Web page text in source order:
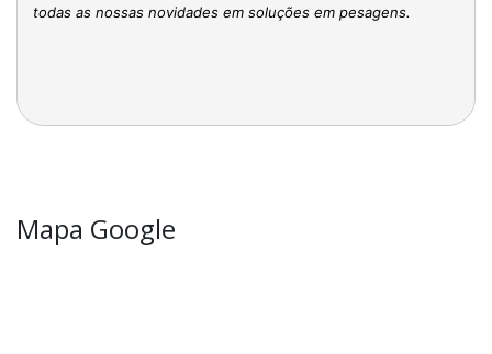
todas as nossas novidades em soluções em pesagens.
Mapa Google